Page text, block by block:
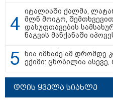
კატეგორიის ყველა
იტალიაში ქალმა,
მლნ მოიგო,
დასუფთავების
ნაგვის მანქანაში
ნია იმნაძე ამ დრომდე
ექიმი: ცნობილია
დღის ყველა სიახლე